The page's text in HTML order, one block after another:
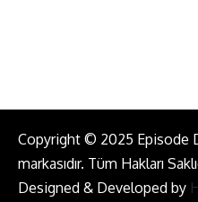
Copyright © 2025 Episode
markasıdır. Tüm Hakları
Designed & Developed by